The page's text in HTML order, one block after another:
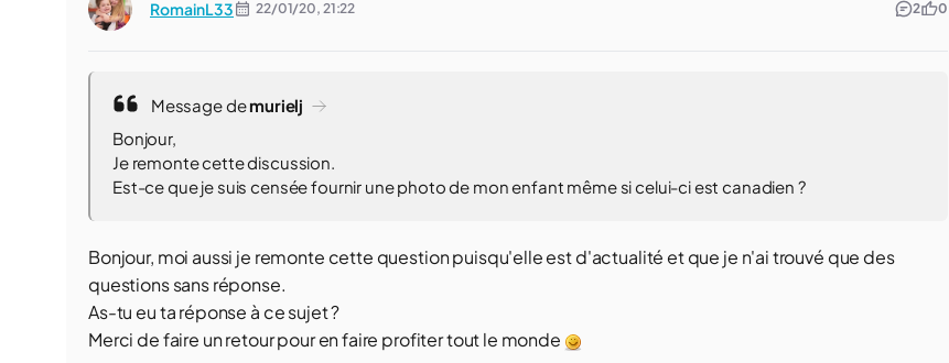
RomainL33 22/01/20, 21:22 2 0
Message demurielj
Bonjour,
Je remonte cette discussion.
Est-ce que je suis censée fournir une photo de mon enfant même si celui-ci est canadien ?
Bonjour, moi aussi je remonte cette question puisqu'elle est d'actualité et que je n'ai trouvé que des
questions sans réponse.
As-tu eu ta réponse à ce sujet ?
Merci de faire un retour pour en faire profiter tout le monde